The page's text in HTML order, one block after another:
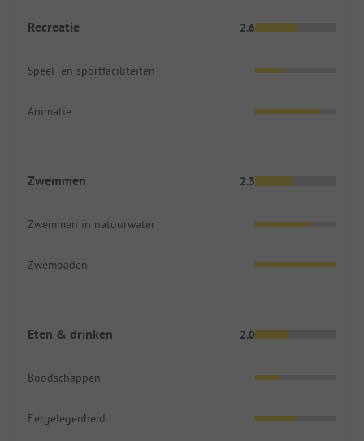
Recreatie 2.6
Speel- en sportfaciliteiten
Animatie
Zwemmen 2.3
Zwemmen in natuurwater
Zwembaden
Eten & drinken 2.0
Boodschappen
Eetgelegenheid